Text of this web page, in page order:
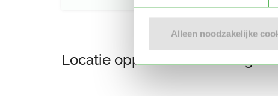
Alleen noodzakelijke
Locatie oppasadres (Wolvega)